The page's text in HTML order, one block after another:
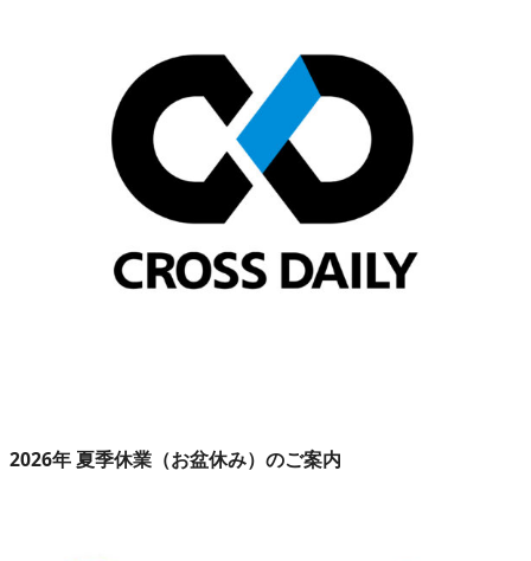
2026年 夏季休業（お盆休み）のご案内